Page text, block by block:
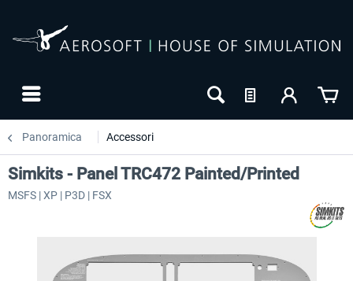
Panoramica Accessori
Simkits - Panel TRC472 Painted/Printed
MSFS | XP | P3D | FSX